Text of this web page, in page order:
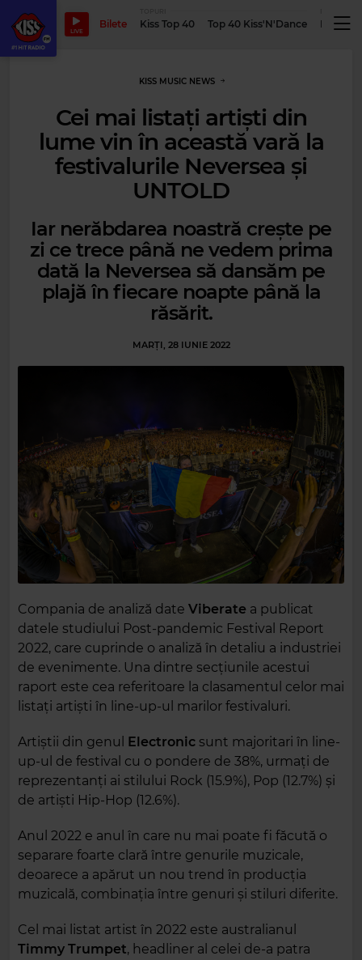
LIVE
Bilete Kiss Top 40 Top 40 Kiss'N'Dance
KISS MUSIC NEWS
Cei mai listați artiști din
lume vin în această vară la
festivalurile Neversea și
UNTOLD
Iar nerăbdarea noastră crește pe
zi ce trece până ne vedem prima
dată la Neversea să dansăm pe
plajă în fiecare noapte până la
răsărit.
MARȚI, 28 IUNIE 2022
Compania de analiză date Viberate a publicat
datele studiului Post-pandemic Festival Report
2022, care cuprinde o analiză în detaliu a industriei
de evenimente. Una dintre secțiunile acestui
raport este cea referitoare la clasamentul celor mai
listați artiști în line-up-ul marilor festivaluri.
Artiștii din genul Electronic sunt majoritari în line-
up-ul de festival cu o pondere de 38%, urmați de
reprezentanți ai stilului Rock (15.9%), Pop (12.7%) și
de artiști Hip-Hop (12.6%).
Anul 2022 e anul în care nu mai poate fi făcută o
separare foarte clară între genurile muzicale,
deoarece a apărut un nou trend în producția
muzicală, combinația între genuri și stiluri diferite.
Cel mai listat artist în 2022 este australianul
Timmy Trumpet, headliner al celei de-a patra